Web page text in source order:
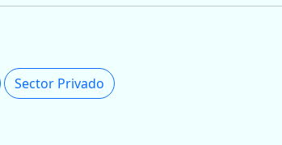
Sector Privado